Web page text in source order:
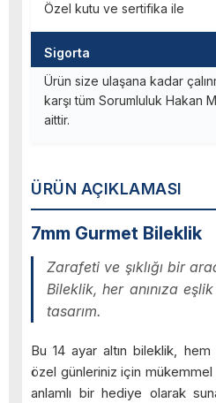
ÜRÜN AÇIKLAMASI
7mm Gurmet Bileklik
Zarafeti ve şıklığı bir
Bileklik, her anınıza
tasarım.
Bu 14 ayar altın bileklik,
özel günleriniz için
anlamlı bir hediye olarak
Özel kutu ve sertifika ile
Sigorta
Ürün size ulaşana kadar
karşı tüm Sorumluluk Hakan
aittir.